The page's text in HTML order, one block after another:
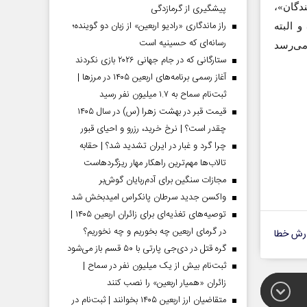
البته
می‌رسد
خطا
پیشگیری از گرمازدگی
راز ماندگاری «رادیو اربعین» از زبان دو گوینده؛
رسانه‌ای که حسینیه است
ستارگانی که در جام جهانی ۲۰۲۶ بازی نکردند
آغاز رسمی برنامه‌های اربعین ۱۴۰۵ در مرز‌ها |
ثبت‌نام سماح به ۱.۷ میلیون نفر رسید
قیمت قبر در بهشت زهرا (س) در سال ۱۴۰۵
چقدر است؟ | نرخ خرید، رزرو و احیای قبور
چرا گرد و غبار در ایران تشدید شد؟ | حقابه
تالاب‌ها مهم‌ترین راهکار مهار ریزگردهاست
مجازات سنگین برای آدم‌ربایان گوش‌بر
واکسن جدید سرطان پانکراس امیدبخش شد
توصیه‌های تغذیه‌ای برای زائران اربعین ۱۴۰۵ |
در گرمای اربعین چه بخوریم و چه نخوریم؟
گره قتل در دی‌جی پارتی با ۵۰ قسم باز می‌شود
ثبت‌نام بیش از یک میلیون نفر در سماح |
زائران «همیار اربعین» را نصب کنند
متقاضیان ارز اربعین ۱۴۰۵ بخوانند | ثبت‌نام در